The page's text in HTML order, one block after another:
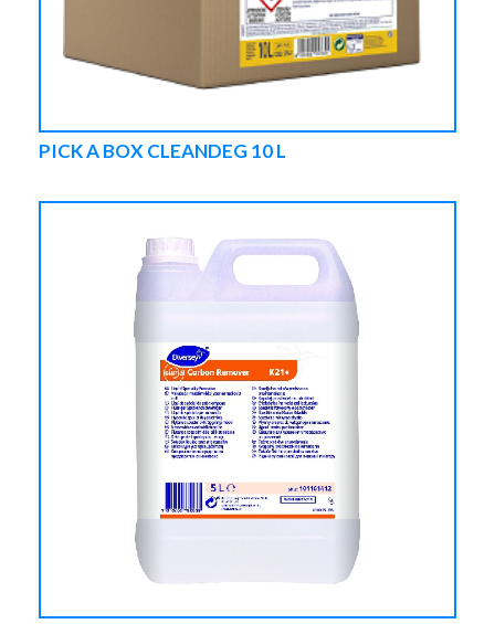
PICK A BOX CLEANDEG 10 L